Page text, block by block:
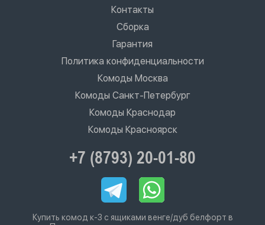
Контакты
Сборка
Гарантия
Политика конфиденциальности
Комоды Москва
Комоды Санкт-Петербург
Комоды Краснодар
Комоды Красноярск
+7 (8793) 20-01-80
Купить комод к-3 с ящиками венге/дуб белфорт в